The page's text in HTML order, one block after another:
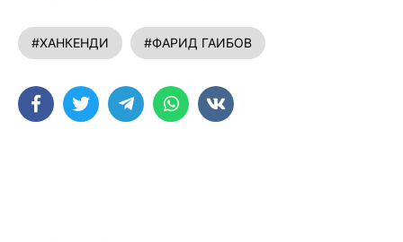
#ХАНКЕНДИ #ФАРИД ГАИБОВ